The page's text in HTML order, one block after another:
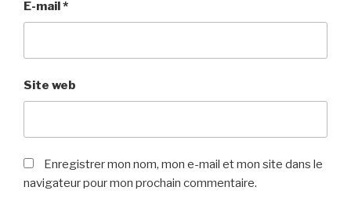
E-mail*
Site web
Enregistrer mon nom, mon e-mail et mon site dans le
navigateur pour mon prochain commentaire.